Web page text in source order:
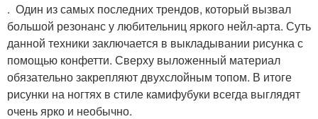
. Один из самых последних трендов, который вызвал
большой резонанс у любительниц яркого нейл-арта. Суть
данной техники заключается в выкладывании рисунка с
помощью конфетти. Сверху выложенный материал
обязательно закрепляют двухслойным топом. В итоге
рисунки на ногтях в стиле камифубуки всегда выглядят
очень ярко и необычно.